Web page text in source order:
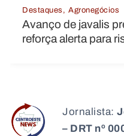
Destaques Agronegócios
Avanço de javalis
reforça alerta para
Jornalista:
– DRT nº